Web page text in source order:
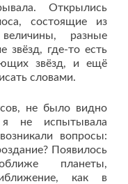
Открылись
состоящие из
разные
звёзд, где-то есть
звёзд, и ещё
словами.
не было видно
не испытывала
вопросы:
Появилось
планеты,
как в